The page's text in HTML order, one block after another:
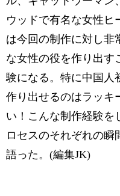
ウッドで有名な女性ヒ
は今回の制作に対し非
な女性の役を作り出す
験になる。特に中国人
作り出せるのはラッキ
い！こんな制作経験を
ロセスのそれぞれの瞬
語った。(編集JK)